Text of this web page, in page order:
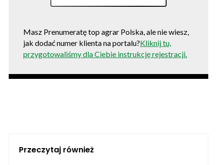
Masz Prenumeratę top agrar Polska, ale nie wiesz,
jak dodać numer klienta na portalu?Kliknij tu,
przygotowaliśmy dla Ciebie instrukcję rejestracji.
Przeczytaj również